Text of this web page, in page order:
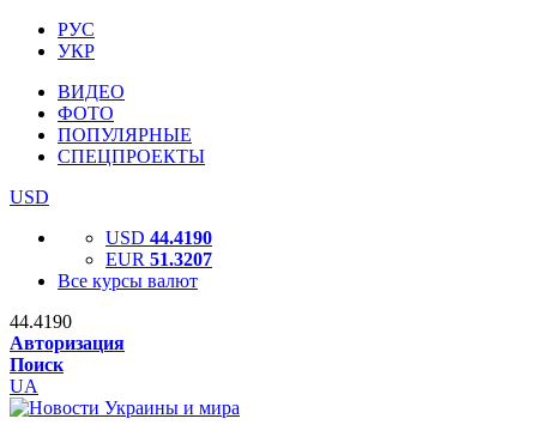
РУС
УКР
ВИДЕО
ФОТО
ПОПУЛЯРНЫЕ
СПЕЦПРОЕКТЫ
USD
USD 44.4190
EUR 51.3207
Все курсы валют
44.4190
Авторизация
Поиск
UA